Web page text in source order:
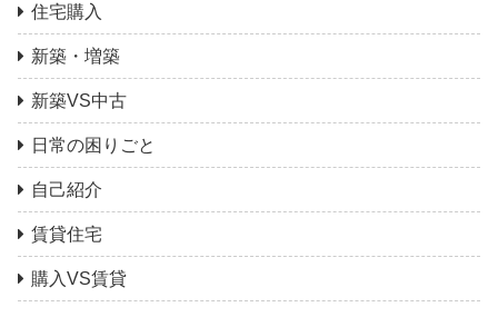
住宅購入
新築・増築
新築VS中古
日常の困りごと
自己紹介
賃貸住宅
購入VS賃貸